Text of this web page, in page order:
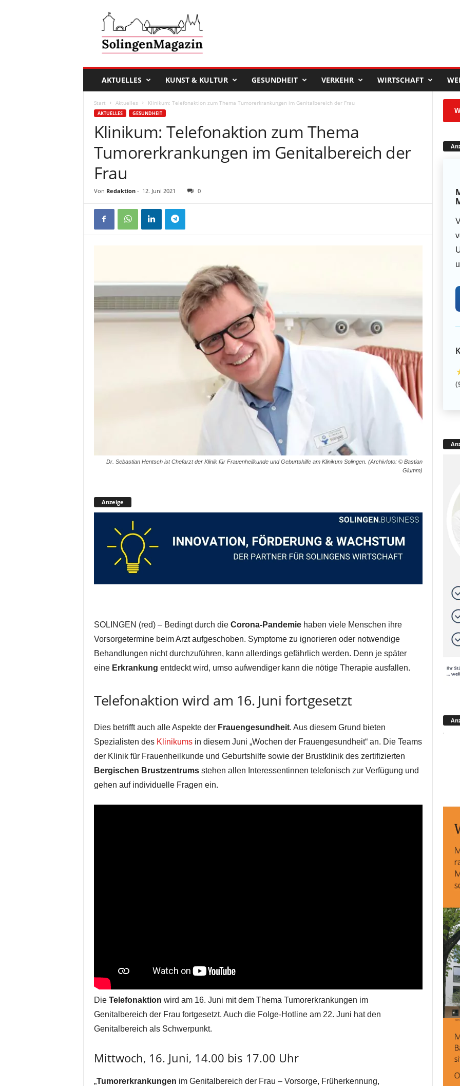
AKTUELLES KUNST & KULTUR GESUNDHEIT VERKEHR WIRTSCHAFT
Start Aktuelles Klinikum: Telefonaktion zum Thema Tumorerkrankungen im Genitalbereich der Frau
AKTUELLES GESUNDHEIT
Klinikum: Telefonaktion zum Thema
Tumorerkrankungen im Genitalbereich der
Frau
Von Redaktion- 12. Juni 2021 0
Dr. Sebastian Hentsch ist Chefarzt der Klinik für Frauenheilkunde und Geburtshilfe am Klinikum Solingen. (Archivfoto: © Bastian
Glumm)
Anzeige
SOLINGEN (red) – Bedingt durch die Corona-Pandemiehaben viele Menschen ihre
Vorsorgetermine beim Arzt aufgeschoben. Symptome zu ignorieren oder notwendige
Behandlungen nicht durchzuführen, kann allerdings gefährlich werden. Denn je später
eine Erkrankung entdeckt wird, umso aufwendiger kann die nötige Therapie ausfallen.
Telefonaktion wird am 16. Juni fortgesetzt
Dies betrifft auch alle Aspekte der Frauengesundheit. Aus diesem Grund bieten
Spezialisten des Klinikumsin diesem Juni „Wochen der Frauengesundheit“ an. Die Teams
der Klinik für Frauenheilkunde und Geburtshilfe sowie der Brustklinik des zertifizierten
Bergischen Brustzentrumsstehen allen Interessentinnen telefonisch zur Verfügung und
gehen auf individuelle Fragen ein.
Die Telefonaktion wird am 16. Juni mit dem Thema Tumorerkrankungen im
Genitalbereich der Frau fortgesetzt. Auch die Folge-Hotline am 22. Juni hat den
Genitalbereich als Schwerpunkt.
Mittwoch, 16. Juni, 14.00 bis 17.00 Uhr
„Tumorerkrankungen im Genitalbereich der Frau – Vorsorge, Früherkennung,